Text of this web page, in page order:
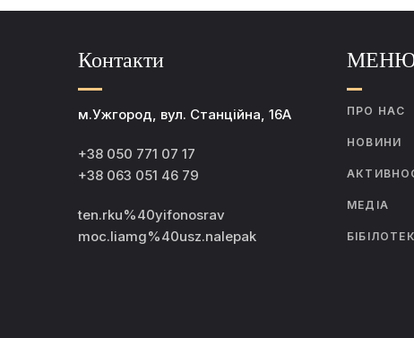
Контакти
м.Ужгород, вул. Станційна, 16А
+38 050 771 07 17
+38 063 051 46 79
ten.rku%40yifonosrav
moc.liamg%40usz.nalepak
ПРО НАС
НОВИНИ
МЕДІА